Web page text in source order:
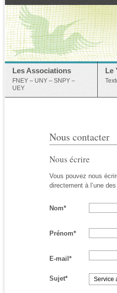
Les Associations
FNEY – UNY – SNPY –
UEY
Le
Nous contacter
Nous écrire
Vous pouvez nous
directement à l’une
Nom*
Prénom*
E-mail*
Sujet*